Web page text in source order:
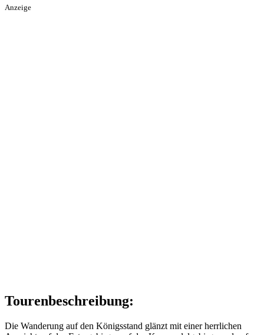
Anzeige
Tourenbeschreibung:
Die Wanderung auf den Königsstand glänzt mit einer herrlichen